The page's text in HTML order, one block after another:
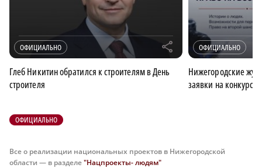
ОФИЦИАЛЬНО r
Глеб Никитин обратился к строителям в День
строителя
ОФИЦИАЛЬНО
Нижегородские
заявки на конкурс
ОФИЦИАЛЬНО
Все о реализации национальных проектов в Нижегородской
области — в разделе"Нацпроекты- людям"